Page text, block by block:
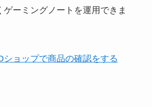
ゲーミングノートを運用できま
ショップで商品の確認をする